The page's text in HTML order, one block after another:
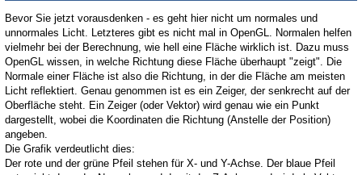
Bevor Sie jetzt vorausdenken - es geht hier nicht um normales und
unnormales Licht. Letzteres gibt es nicht mal in OpenGL. Normalen helfen
vielmehr bei der Berechnung, wie hell eine Fläche wirklich ist. Dazu muss
OpenGL wissen, in welche Richtung diese Fläche überhaupt "zeigt". Die
Normale einer Fläche ist also die Richtung, in der die Fläche am meisten
Licht reflektiert. Genau genommen ist es ein Zeiger, der senkrecht auf der
Oberfläche steht. Ein Zeiger (oder Vektor) wird genau wie ein Punkt
dargestellt, wobei die Koordinaten die Richtung (Anstelle der Position)
angeben.
Die Grafik verdeutlicht dies:
Der rote und der grüne Pfeil stehen für X- und Y-Achse. Der blaue Pfeil